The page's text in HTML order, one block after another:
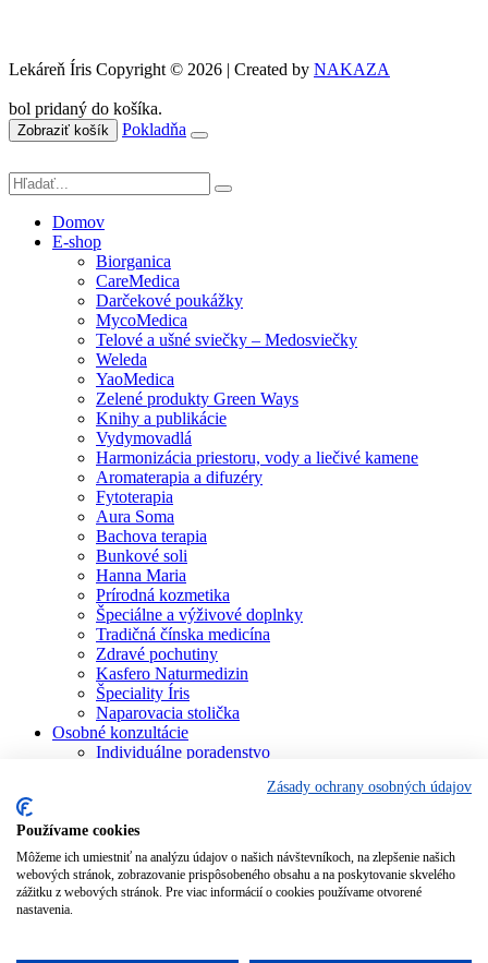
Lekáreň Íris Copyright © 2026 | Created by NAKAZA
bol pridaný do košíka.
Zobraziť košík Pokladňa
Domov
E-shop
Biorganica
CareMedica
Darčekové poukážky
MycoMedica
Telové a ušné sviečky – Medosviečky
Weleda
YaoMedica
Zelené produkty Green Ways
Knihy a publikácie
Vydymovadlá
Harmonizácia priestoru, vody a liečivé kamene
Aromaterapia a difuzéry
Fytoterapia
Aura Soma
Bachova terapia
Bunkové soli
Hanna Maria
Prírodná kozmetika
Špeciálne a výživové doplnky
Tradičná čínska medicína
Zdravé pochutiny
Kasfero Naturmedizin
Špeciality Íris
Naparovacia stolička
Osobné konzultácie
Individuálne poradenstvo
Aromaterapia
Homeopatia
Individuálna a partnerská numerológia
Numerológia – kľúč života
Zásady ochrany osobných údajov
Používame cookies
Môžeme ich umiestniť na analýzu údajov o našich návštevníkoch, na zlepšenie našich
webových stránok, zobrazovanie prispôsobeného obsahu a na poskytovanie skvelého
zážitku z webových stránok. Pre viac informácií o cookies používame otvorené
nastavenia.